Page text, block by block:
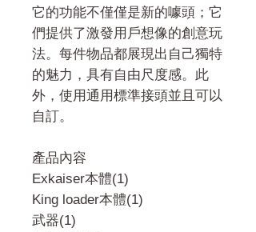
它的功能不僅僅是新的噱頭；它
們提供了激發用戶想像的創意玩
法。每件物品都展現出自己獨特
的魅力，具有自由尺度感。此
外，使用通用標準接頭並且可以
自訂。
產品內容
Exkaiser本體(1)
King loader本體(1)
武器(1)